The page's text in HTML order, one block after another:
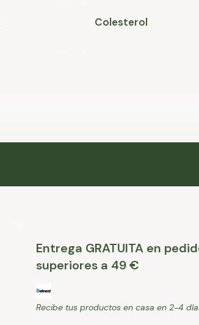
Colesterol
Entrega GRATUITA en
superiores a 49 €
Recibe tus productos en casa en 2-4